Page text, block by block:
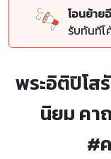
โอนย้าย
รับทันทีโ
พระอิติปิโส
นิยม คา
#